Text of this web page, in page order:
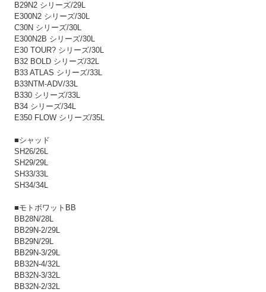
B29N2 シリーズ/29L
E300N2 シリーズ/30L
C30N シリーズ/30L
E300N2B シリーズ/30L
E30 TOUR? シリーズ/30L
B32 BOLD シリーズ/32L
B33 ATLAS シリーズ/33L
B33NTM-ADV/33L
B330 シリーズ/33L
B34 シリーズ/34L
E350 FLOW シリーズ/35L
■シャッド
SH26/26L
SH29/29L
SH33/33L
SH34/34L
■モトボワットBB
BB28N/28L
BB29N-2/29L
BB29N/29L
BB29N-3/29L
BB32N-4/32L
BB32N-3/32L
BB32N-2/32L